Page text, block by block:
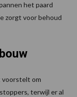
het paard
zorgt voor behoud
om
terwijl er al